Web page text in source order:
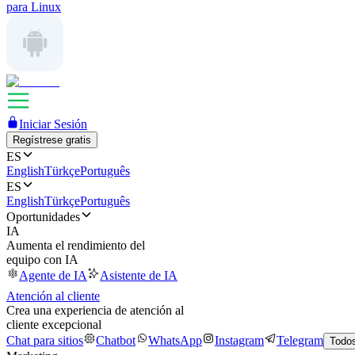
para Linux
Iniciar Sesión
Regístrese gratis
ES
EnglishTürkçePortuguês
ES
EnglishTürkçePortuguês
Oportunidades
IA
Aumenta el rendimiento del
equipo con IA
Agente de IA
Asistente de IA
Atención al cliente
Crea una experiencia de atención al
cliente excepcional
Chat para sitios
Chatbot WhatsApp Instagram Telegram